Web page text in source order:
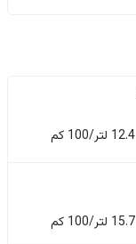
12.4 لتر/100 كم
15.7 لتر/100 كم